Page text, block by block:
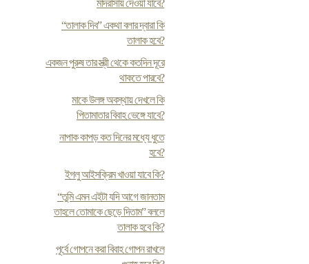
মাদরাসায় দেওয়া যাবে?
“তালাক দিব” একথা বলার দ্বারা কি
তালাক হবে?
একজন পুরুষ তার স্ত্রী থেকে কতদিন দূরে
থাকতে পারবে?
মাকে উলঙ্গ অবস্থায় দেখলে কি
পিতামাতার বিবাহ ভেঙ্গে যাবে?
নাপাক কাপড় কত দিনের মধ্যে ধুতে
হবে?
ইগলু আইসক্রিম খাওয়া যাবে কি?
“তুমি এমন এইটা যদি আগে জানতাম
তাহলে তোমাকে ছেড়ে দিতাম” বললে
তালাক হবে কি?
পূর্বে গোপনে করা বিবাহ গোপন রাখলে